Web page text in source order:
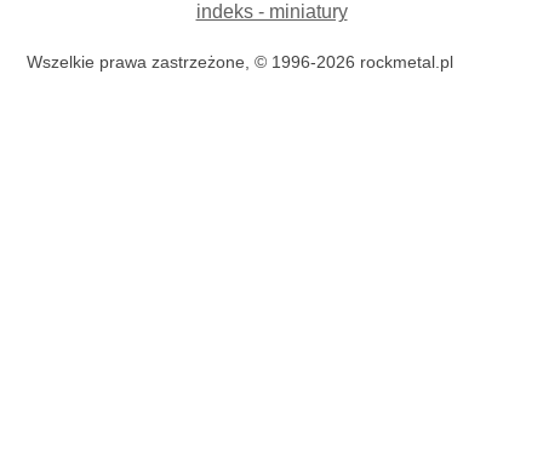
indeks - miniatury
Wszelkie prawa zastrzeżone, © 1996-2026 rockmetal.pl